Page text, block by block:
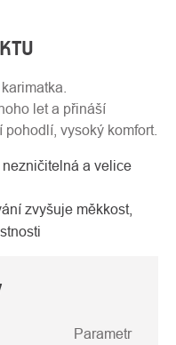
let a přináší
vysoký komfort.
nezničitelná a velice
zvyšuje měkkost,
Parametr